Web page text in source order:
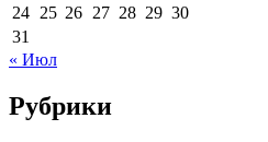
24 25 26 27 28 29 30
31
« Июл
Рубрики